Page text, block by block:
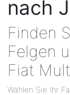
nach
Finden
Felgen
Fiat
Wählen Sie Ihr